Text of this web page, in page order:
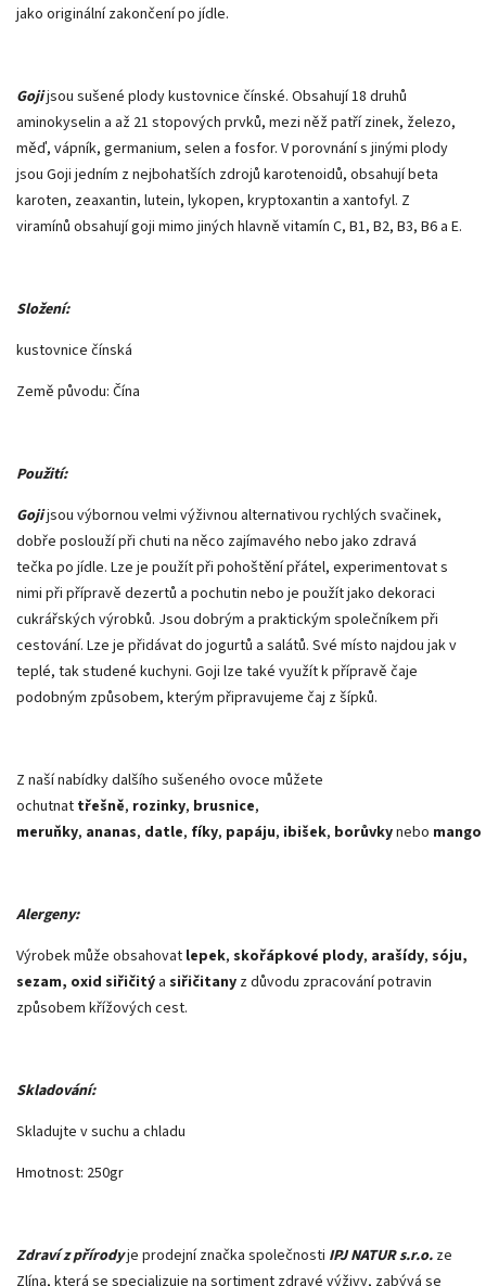
jako originální zakončení po jídle.
Gojijsou sušené plody kustovnice čínské. Obsahují 18 druhů
aminokyselin a až 21 stopových prvků, mezi něž patří zinek, železo,
měď, vápník, germanium, selen a fosfor. V porovnání s jinými plody
jsou Goji jedním z nejbohatších zdrojů karotenoidů, obsahují beta
karoten, zeaxantin, lutein, lykopen, kryptoxantin a xantofyl. Z
viramínů obsahují goji mimo jiných hlavně vitamín C, B1, B2, B3, B6 a E.
Složení:
kustovnice čínská
Země původu: Čína
Použití:
Gojijsou výbornou velmi výživnou alternativou rychlých svačinek,
dobře poslouží při chuti na něco zajímavého nebo jako zdravá
tečka po jídle. Lze je použít při pohoštění přátel, experimentovat s
nimi při přípravě dezertů a pochutin nebo je použít jako dekoraci
cukrářských výrobků. Jsou dobrým a praktickým společníkem při
cestování. Lze je přidávat do jogurtů a salátů. Své místo najdou jak v
teplé, tak studené kuchyni. Goji lze také využít k přípravě čaje
podobným způsobem, kterým připravujeme čaj z šípků.
Z naší nabídky dalšího sušeného ovoce můžete
ochutnat třešně, rozinky, brusnice,
meruňky, ananas, datle, fíky, papáju, ibišek, borůvkynebo mango
Alergeny:
Výrobek může obsahovat lepek, skořápkové plody, arašídy, sóju,
sezam, oxid siřičitý a siřičitany z důvodu zpracování potravin
způsobem křížových cest.
Skladování:
Skladujte v suchu a chladu
Hmotnost: 250gr
Zdraví z přírodyje prodejní značka společnosti IPJ NATUR s.r.o. ze
Zlína, která se specializuje na sortiment zdravé výživy, zabývá se